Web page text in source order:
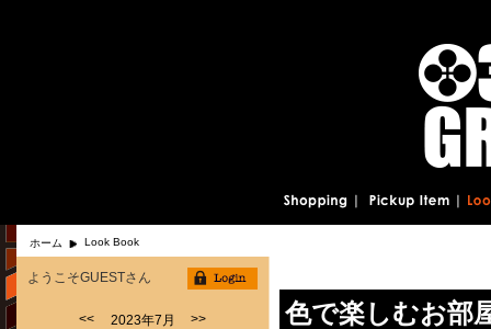
ホーム Look Book
色で楽しむお
ようこそGUESTさん
<< 2023年7月 >>